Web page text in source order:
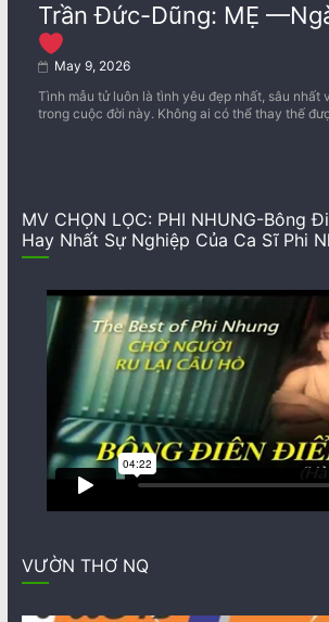
Trần Đức-Dũng: MẸ
May 9, 2026
Tình mẫu tử luôn là tình yêu đẹp nhất, sâu nhất
trong cuộc đời này. Không ai có thể thay thế
MV CHỌN LỌC: PHI NHUNG-Bông
Hay Nhất Sự Nghiệp Của Ca Sĩ Phi
VƯỜN THƠ NQ